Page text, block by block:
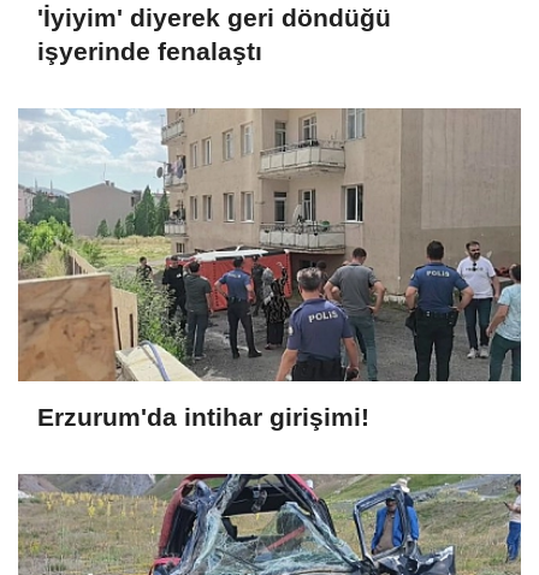
'İyiyim' diyerek geri döndüğü
işyerinde fenalaştı
Erzurum'da intihar girişimi!